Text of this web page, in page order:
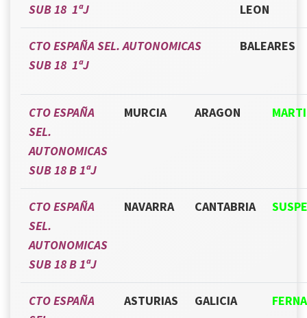
SUB 18 1ªJ
LEON
CTO ESPAÑA SEL. AUTONOMICAS
SUB 18 1ªJ
BALEARES
CTO ESPAÑA
SEL.
AUTONOMICAS
SUB 18 B 1ªJ
MURCIA ARAGON
CTO ESPAÑA
SEL.
AUTONOMICAS
SUB 18 B 1ªJ
NAVARRA CANTABRIA
CTO ESPAÑA
ASTURIAS GALICIA